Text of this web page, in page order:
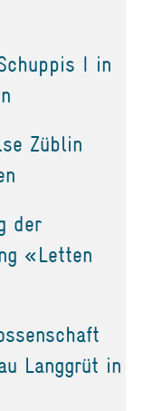
I in
Züblin
der
«Letten
Langgrüt in